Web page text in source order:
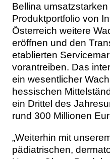
Bellina
Produktportfolio von
Österreich weitere
eröffnen und den
etablierten
vorantreiben. Das
ein wesentlicher
hessischen
ein Drittel des
rund 300 Millionen
„Weiterhin mit
pädiatrischen,